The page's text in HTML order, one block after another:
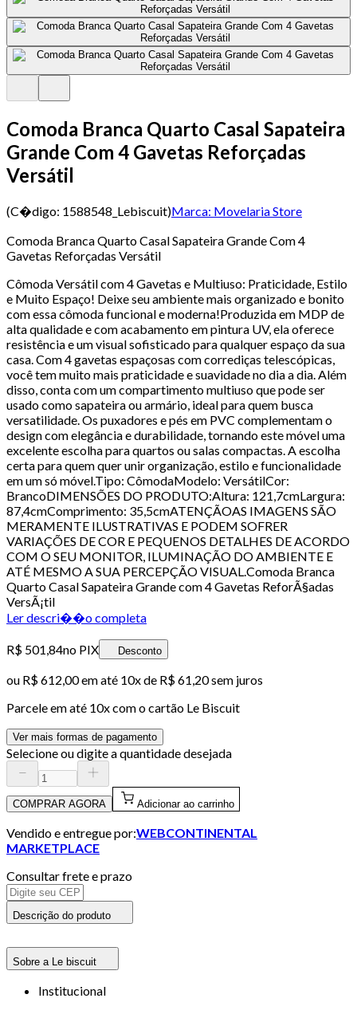
Comoda Branca Quarto Casal Sapateira
Grande Com 4 Gavetas Reforçadas
Versátil
(C�digo: 1588548_Lebiscuit)Marca: Movelaria Store
Comoda Branca Quarto Casal Sapateira Grande Com 4
Gavetas Reforçadas Versátil
Cômoda Versátil com 4 Gavetas e Multiuso: Praticidade, Estilo
e Muito Espaço! Deixe seu ambiente mais organizado e bonito
com essa cômoda funcional e moderna!Produzida em MDP de
alta qualidade e com acabamento em pintura UV, ela oferece
resistência e um visual sofisticado para qualquer espaço da sua
casa. Com 4 gavetas espaçosas com corrediças telescópicas,
você tem muito mais praticidade e suavidade no dia a dia. Além
disso, conta com um compartimento multiuso que pode ser
usado como sapateira ou armário, ideal para quem busca
versatilidade. Os puxadores e pés em PVC complementam o
design com elegância e durabilidade, tornando este móvel uma
excelente escolha para quartos ou salas compactas. A escolha
certa para quem quer unir organização, estilo e funcionalidade
em um só móvel.Tipo: CômodaModelo: VersátilCor:
BrancoDIMENSÕES DO PRODUTO:Altura: 121,7cmLargura:
87,4cmComprimento: 35,5cmATENÇÃOAS IMAGENS SÃO
MERAMENTE ILUSTRATIVAS E PODEM SOFRER
VARIAÇÕES DE COR E PEQUENOS DETALHES DE ACORDO
COM O SEU MONITOR, ILUMINAÇÃO DO AMBIENTE E
ATÉ MESMO A SUA PERCEPÇÃO VISUAL.Comoda Branca
Quarto Casal Sapateira Grande com 4 Gavetas ReforÃ§adas
VersÃ¡til
Ler descri��o completa
R$ 501,84no PIX Desconto
ou R$ 612,00em até 10x de R$ 61,20 sem juros
Parcele em até 10x com o cartão Le Biscuit
Ver mais formas de pagamento
Selecione ou digite a quantidade desejada
COMPRAR AGORA Adicionar ao carrinho
Vendido e entregue por:WEBCONTINENTAL
MARKETPLACE
Consultar frete e prazo
Descrição do produto
Sobre a Le biscuit
Institucional